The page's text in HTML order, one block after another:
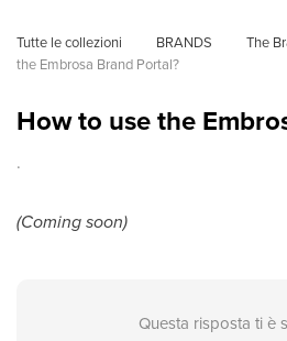
Tutte le collezioni BRANDS The
the Embrosa Brand Portal?
How to use the
.
(Coming soon)
Questa risposta ti è